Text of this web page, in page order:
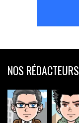
NOS RÉDACTEURS